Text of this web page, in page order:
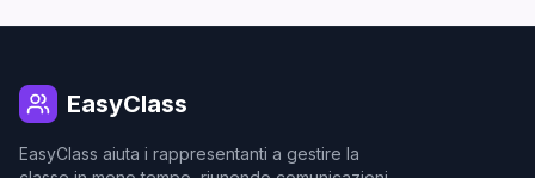
EasyClass
EasyClass aiuta i rappresentanti a gestire la